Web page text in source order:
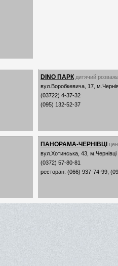
DINO ПАРК дитячий
вул.Воробкевича, 17,
(03722) 4-37-32
(095) 132-52-37
ПАНОРАМА-ЧЕРНІВЦІ
вул.Хотинська, 43, м.Чернівці
(0372) 57-80-81
ресторан: (066) 937-74-99,